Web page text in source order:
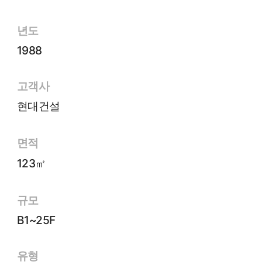
년도
1988
고객사
현대건설
면적
123㎡
규모
B1~25F
유형